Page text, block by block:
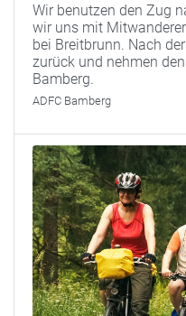
Wir benutzen den Zug
wir uns mit
bei Breitbrunn. Nach
zurück und nehmen
Bamberg.
ADFC Bamberg